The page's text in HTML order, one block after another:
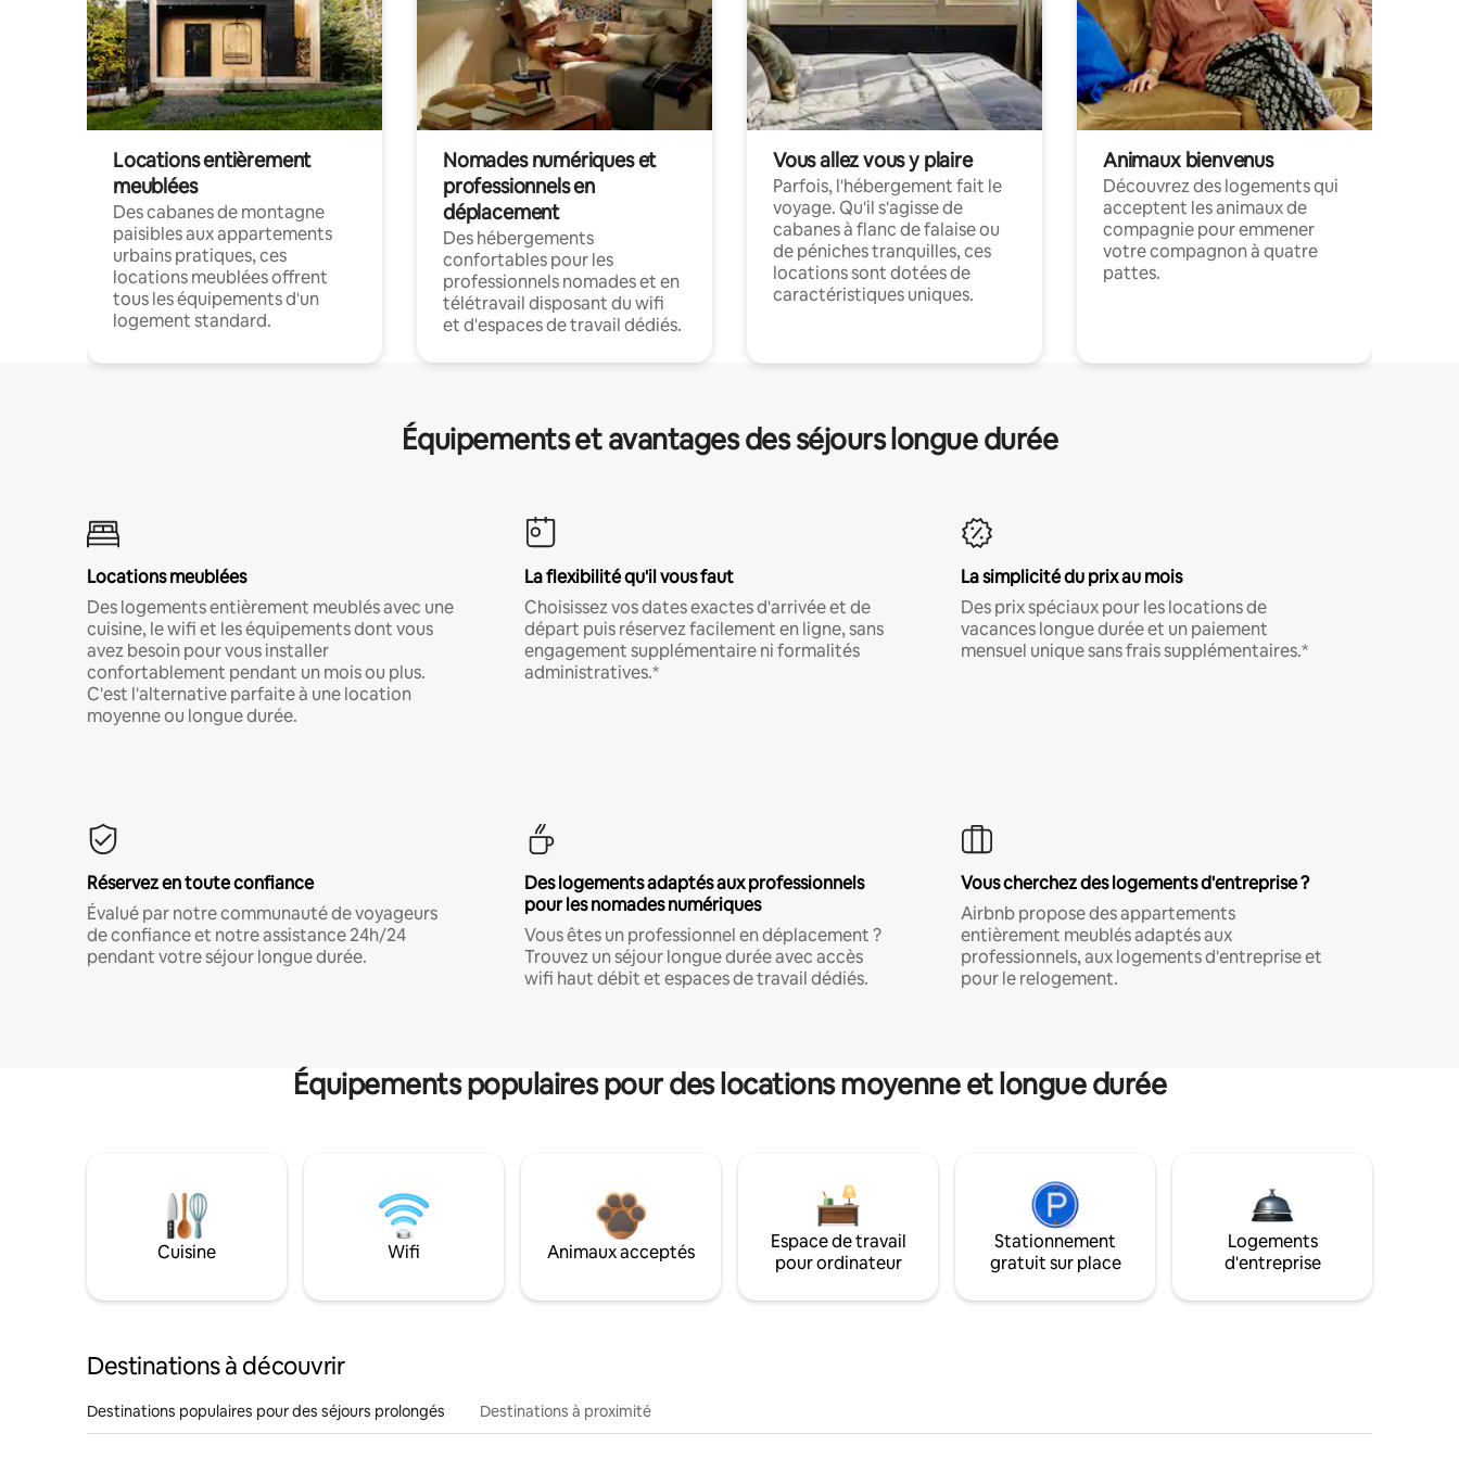
Locations entièrement
meublées
Des cabanes de montagne
paisibles aux appartements
urbains pratiques, ces
locations meublées offrent
tous les équipements d'un
logement standard.
Nomades numériques et
professionnels en
déplacement
Des hébergements
confortables pour les
professionnels nomades et en
télétravail disposant du wifi
et d'espaces de travail dédiés.
Vous allez vous y plaire
Parfois, l'hébergement fait le
voyage. Qu'il s'agisse de
cabanes à flanc de falaise ou
de péniches tranquilles, ces
locations sont dotées de
caractéristiques uniques.
Animaux bienvenus
Découvrez des logements qui
acceptent les animaux de
compagnie pour emmener
votre compagnon à quatre
pattes.
Équipements et avantages des séjours longue durée
Locations meublées
Des logements entièrement meublés avec une
cuisine, le wifi et les équipements dont vous
avez besoin pour vous installer
confortablement pendant un mois ou plus.
C'est l'alternative parfaite à une location
moyenne ou longue durée.
La flexibilité qu'il vous faut
Choisissez vos dates exactes d'arrivée et de
départ puis réservez facilement en ligne, sans
engagement supplémentaire ni formalités
administratives.*
La simplicité du prix au mois
Des prix spéciaux pour les locations de
vacances longue durée et un paiement
mensuel unique sans frais supplémentaires.*
Réservez en toute confiance
Évalué par notre communauté de voyageurs
de confiance et notre assistance 24h/24
pendant votre séjour longue durée.
Des logements adaptés aux professionnels
pour les nomades numériques
Vous êtes un professionnel en déplacement ?
Trouvez un séjour longue durée avec accès
wifi haut débit et espaces de travail dédiés.
Vous cherchez des logements d'entreprise ?
Airbnb propose des appartements
entièrement meublés adaptés aux
professionnels, aux logements d'entreprise et
pour le relogement.
Équipements populaires pour des locations moyenne et longue durée
Cuisine Wifi Animaux acceptés
Espace de travail
pour ordinateur
Stationnement
gratuit sur place
Logements
d'entreprise
Destinations à découvrir
Destinations populaires pour des séjours prolongés Destinations à proximité